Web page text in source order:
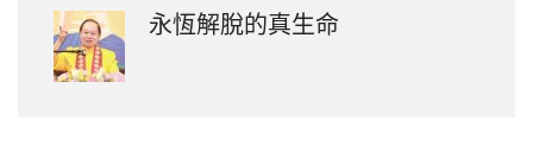
永恆解脫的真生命